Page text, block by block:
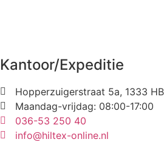
Kantoor/Expeditie
Hopperzuigerstraat 5a, 1333
Maandag-vrijdag: 08:00-17:00
036-53 250 40
info@hiltex-online.nl